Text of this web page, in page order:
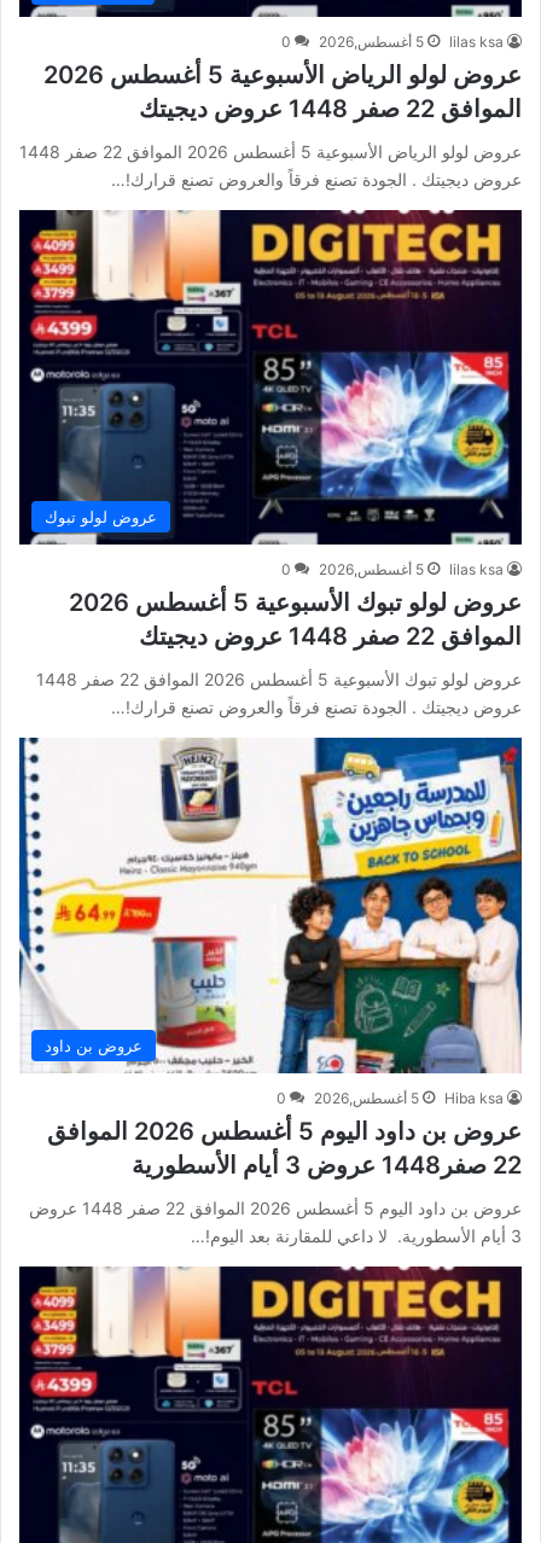
lilas ksa 5 أغسطس,2026 0
عروض لولو الرياض الأسبوعية 5 أغسطس 2026
الموافق 22 صفر 1448 عروض ديجيتك
عروض لولو الرياض الأسبوعية 5 أغسطس 2026 الموافق 22 صفر 1448
عروض ديجيتك . الجودة تصنع فرقاً والعروض تصنع قرارك!…
عروض لولو تبوك
lilas ksa 5 أغسطس,2026 0
عروض لولو تبوك الأسبوعية 5 أغسطس 2026
الموافق 22 صفر 1448 عروض ديجيتك
عروض لولو تبوك الأسبوعية 5 أغسطس 2026 الموافق 22 صفر 1448
عروض ديجيتك . الجودة تصنع فرقاً والعروض تصنع قرارك!…
عروض بن داود
Hiba ksa 5 أغسطس,2026 0
عروض بن داود اليوم 5 أغسطس 2026 الموافق
22 صفر1448 عروض 3 أيام الأسطورية
عروض بن داود اليوم 5 أغسطس 2026 الموافق 22 صفر 1448 عروض
3 أيام الأسطورية. لا داعي للمقارنة بعد اليوم!…